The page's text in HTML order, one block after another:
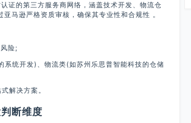
第三方服务商网络，涵盖技术开发、物流仓
马逊严格资质审核，确保其专业性和合规性 。
险;
统开发)、物流类(如苏州乐思普智能科技的仓储
解决方案。
断维度